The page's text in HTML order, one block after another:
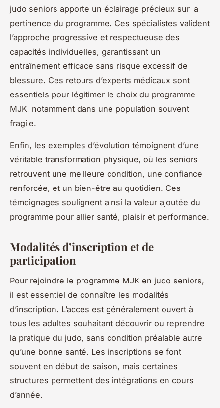
judo seniors apporte un éclairage précieux sur la
pertinence du programme. Ces spécialistes valident
l’approche progressive et respectueuse des
capacités individuelles, garantissant un
entraînement efficace sans risque excessif de
blessure. Ces retours d’experts médicaux sont
essentiels pour légitimer le choix du programme
MJK, notamment dans une population souvent
fragile.
Enfin, les exemples d’évolution témoignent d’une
véritable transformation physique, où les seniors
retrouvent une meilleure condition, une confiance
renforcée, et un bien-être au quotidien. Ces
témoignages soulignent ainsi la valeur ajoutée du
programme pour allier santé, plaisir et performance.
Modalités d’inscription et de
participation
Pour rejoindre le programme MJK en judo seniors,
il est essentiel de connaître les modalités
d’inscription. L’accès est généralement ouvert à
tous les adultes souhaitant découvrir ou reprendre
la pratique du judo, sans condition préalable autre
qu’une bonne santé. Les inscriptions se font
souvent en début de saison, mais certaines
structures permettent des intégrations en cours
d’année.